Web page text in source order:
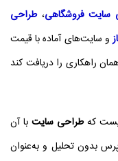
سایت فروشگاهی،طراحی
و سایت‌های آماده با قیمت
راهکاری را دریافت کند
کهطراحی سایتبا آن
بدون تحلیل و به‌عنوان